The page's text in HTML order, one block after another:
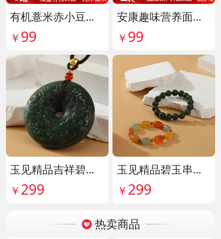
有机薏米赤小豆爆杀组 货号142099
￥ 99
安康趣味营养面皮超值组 货号142087
￥ 99
玉见精品吉祥碧玉吊牌 货号142114
￥ 299
玉见精品碧玉串珠手串 货号142115
￥ 299
热卖商品